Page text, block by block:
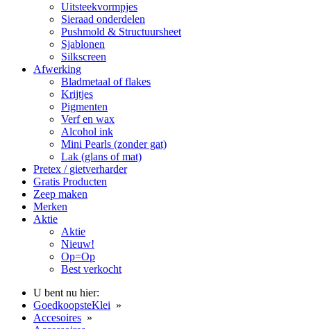
Uitsteekvormpjes
Sieraad onderdelen
Pushmold & Structuursheet
Sjablonen
Silkscreen
Afwerking
Bladmetaal of flakes
Krijtjes
Pigmenten
Verf en wax
Alcohol ink
Mini Pearls (zonder gat)
Lak (glans of mat)
Pretex / gietverharder
Gratis Producten
Zeep maken
Merken
Aktie
Aktie
Nieuw!
Op=Op
Best verkocht
U bent nu hier:
GoedkoopsteKlei »
Accesoires »